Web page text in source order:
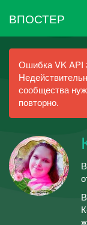
ВПОСТЕР
Ошибка VK API
сообщества
повторно.